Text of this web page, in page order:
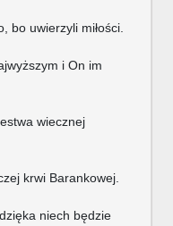
bo uwierzyli miłości.
i On im
wiecznej
krwi Barankowej.
niech będzie